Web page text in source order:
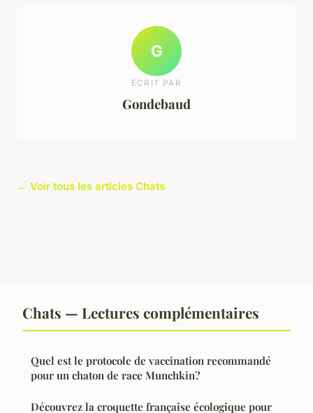
G
ECRIT PAR
Gondebaud
← Voir tous les articles Chats
Chats — Lectures complémentaires
Quel est le protocole de vaccination recommandé
pour un chaton de race Munchkin?
Découvrez la croquette française écologique pour